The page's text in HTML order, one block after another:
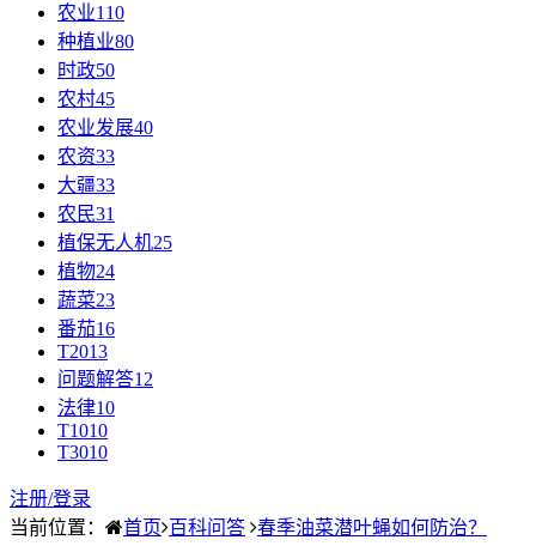
农业110
种植业80
时政50
农村45
农业发展40
农资33
大疆33
农民31
植保无人机25
植物24
蔬菜23
番茄16
T2013
问题解答12
法律10
T1010
T3010
注册/登录
当前位置：
首页 百科问答 春季油菜潜叶蝇如何防治？